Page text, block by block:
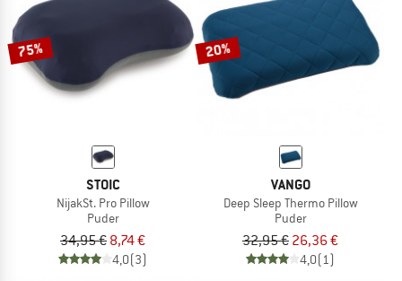
75%
STOIC
NijakSt. Pro Pillow
Puder
34,95 € 8,74 €
4,0(3)
20%
VANGO
Deep Sleep Thermo Pillow
Puder
32,95 € 26,36 €
4,0(1)